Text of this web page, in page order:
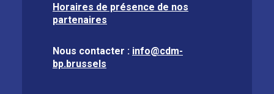
Horaires de présence de nos
partenaires
Nous contacter : info@cdm-
bp.brussels